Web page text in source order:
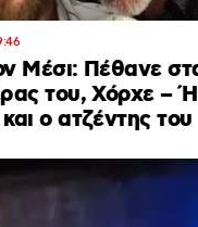
Μέσι: Πέθανε
του, Χόρχε –
ο ατζέντης του